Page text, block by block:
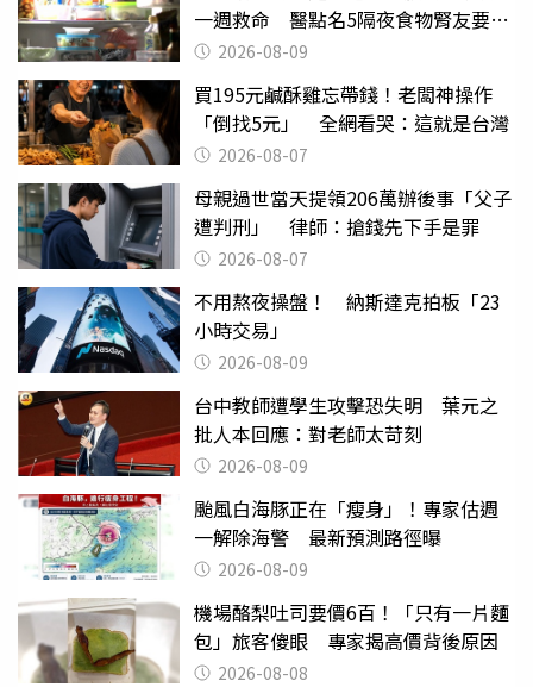
一週救命 醫點名5隔夜食物腎友要注
意 2026-08-09
買195元鹹酥雞忘帶錢！老闆神操作
「倒找5元」 全網看哭：這就是台灣
2026-08-07
母親過世當天提領206萬辦後事「父子
遭判刑」 律師：搶錢先下手是罪
2026-08-07
不用熬夜操盤！ 納斯達克拍板「23
小時交易」
2026-08-09
台中教師遭學生攻擊恐失明 葉元之
批人本回應：對老師太苛刻
2026-08-09
颱風白海豚正在「瘦身」！專家估週
一解除海警 最新預測路徑曝
2026-08-09
機場酪梨吐司要價6百！「只有一片麵
包」旅客傻眼 專家揭高價背後原因
2026-08-08